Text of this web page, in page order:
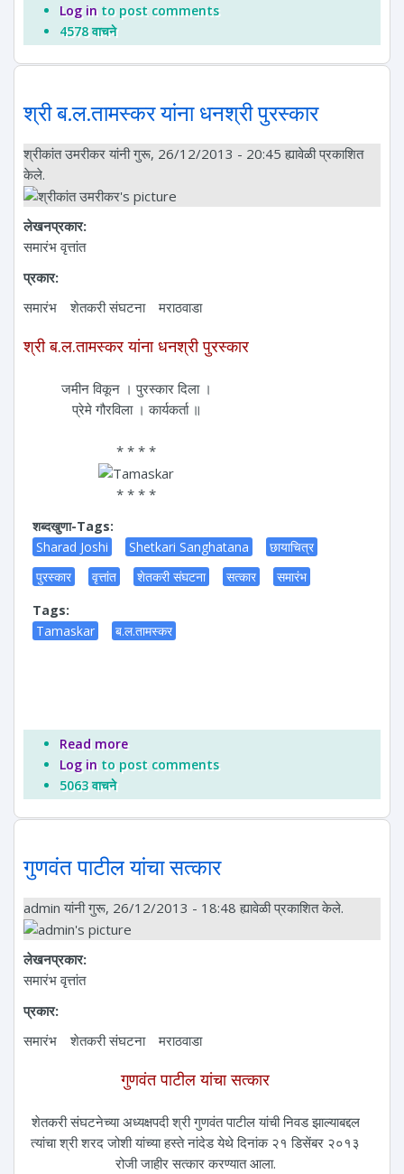
पुरस्कार
Log in to post comments
4578 वाचने
श्री ब.ल.तामस्कर यांना धनश्री पुरस्कार
श्रीकांत उमरीकरयांनी गुरू, 26/12/2013 - 20:45 ह्यावेळी प्रकाशित
केले.
लेखनप्रकार:
समारंभ वृत्तांत
प्रकार:
समारंभ
शेतकरी संघटना मराठवाडा
श्री ब.ल.तामस्कर यांना धनश्री पुरस्कार
जमीन विकून । पुरस्कार दिला ।
प्रेमे गौरविला । कार्यकर्ता ॥
* * * *
* * * *
शब्दखुणा-Tags:
Sharad Joshi
Shetkari Sanghatana
छायाचित्र
पुरस्कार
वृत्तांत शेतकरी संघटना सत्कार
समारंभ
Tags:
Tamaskar
ब.ल.तामस्कर
Read moreabout श्री ब.ल.तामस्कर यांना धनश्री पुरस्कार
Log in to post comments
5063 वाचने
गुणवंत पाटील यांचा सत्कार
admin यांनी गुरू, 26/12/2013 - 18:48 ह्यावेळी प्रकाशित केले.
लेखनप्रकार:
समारंभ वृत्तांत
प्रकार:
समारंभ
शेतकरी संघटना मराठवाडा
गुणवंत पाटील यांचा सत्कार
शेतकरी संघटनेच्या अध्यक्षपदी श्री गुणवंत पाटील यांची निवड झाल्याबद्दल
त्यांचा श्री शरद जोशी यांच्या हस्ते नांदेड येथे दिनांक २१ डिसेंबर २०१३
रोजी जाहीर सत्कार करण्यात आला.